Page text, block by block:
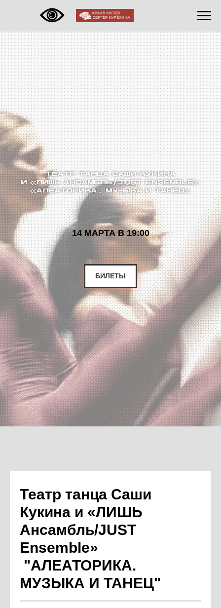
14 МАРТА В 19:00
БИЛЕТЫ
Театр танца Саши
Кукина и «ЛИШЬ
Ансамбль/JUST
Ensemble»
"АЛЕАТОРИКА.
МУЗЫКА И ТАНЕЦ"